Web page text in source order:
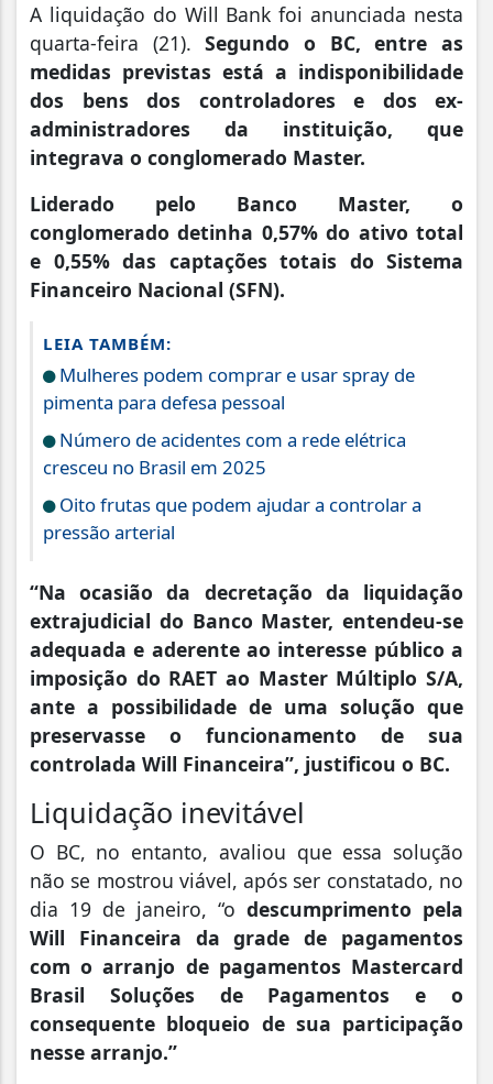
A liquidação do Will Bank foi anunciada nesta
quarta-feira (21).Segundo o BC, entre as
medidas previstas está a indisponibilidade
dos bens dos controladores e dos ex-
administradores da instituição, que
integrava o conglomerado Master.
Liderado pelo Banco Master, o
conglomerado detinha 0,57% do ativo total
e 0,55% das captações totais do Sistema
Financeiro Nacional (SFN).
LEIA TAMBÉM:
Mulheres podem comprar e usar spray de
pimenta para defesa pessoal
Número de acidentes com a rede elétrica
cresceu no Brasil em 2025
Oito frutas que podem ajudar a controlar a
pressão arterial
“Na ocasião da decretação da liquidação
extrajudicial do Banco Master, entendeu-se
adequada e aderente ao interesse público a
imposição do RAET ao Master Múltiplo S/A,
ante a possibilidade de uma solução que
preservasse o funcionamento de sua
controlada Will Financeira”, justificou o BC.
Liquidação inevitável
O BC, no entanto, avaliou que essa solução
não se mostrou viável, após ser constatado, no
dia 19 de janeiro, “o descumprimento pela
Will Financeira da grade de pagamentos
com o arranjo de pagamentos Mastercard
Brasil Soluções de Pagamentos e o
consequente bloqueio de sua participação
nesse arranjo.”